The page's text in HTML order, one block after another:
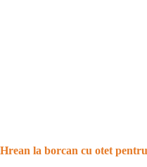
Hrean la borcan cu otet